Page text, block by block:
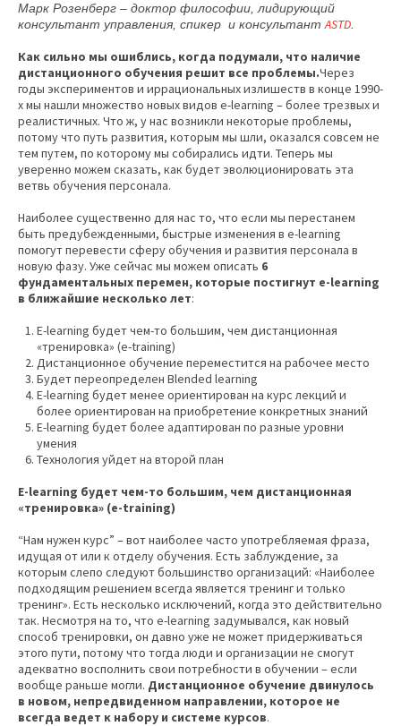
Марк Розенберг – доктор философии, лидирующий
консультант управления, спикер и консультант ASTD
Как сильно мы ошиблись, когда подумали, что наличие
дистанционного обучения решит все проблемы.Через
годы экспериментов и иррациональных излишеств в конце 1990-
х мы нашли множество новых видов e-learning – более трезвых и
реалистичных. Что ж, у нас возникли некоторые проблемы,
потому что путь развития, которым мы шли, оказался совсем не
тем путем, по которому мы собирались идти. Теперь мы
уверенно можем сказать, как будет эволюционировать эта
ветвь обучения персонала.
Наиболее существенно для нас то, что если мы перестанем
быть предубежденными, быстрые изменения в e-learning
помогут перевести сферу обучения и развития персонала в
новую фазу. Уже сейчас мы можем описать 6
фундаментальных перемен, которые постигнут e-learning
в ближайшие несколько лет:
E-learning будет чем-то большим, чем дистанционная
«тренировка» (e-training)
Дистанционное обучение переместится на рабочее место
Будет переопределен Blended learning
E-learning будет менее ориентирован на курс лекций и
более ориентирован на приобретение конкретных знаний
E-learning будет более адаптирован по разные уровни
умения
Технология уйдет на второй план
E-learning будет чем-то большим, чем дистанционная
«тренировка» (e-training)
“Нам нужен курс” – вот наиболее часто употребляемая фраза,
идущая от или к отделу обучения. Есть заблуждение, за
которым слепо следуют большинство организаций: «Наиболее
подходящим решением всегда является тренинг и только
тренинг». Есть несколько исключений, когда это действительно
так. Несмотря на то, что e-learning задумывался, как новый
способ тренировки, он давно уже не может придерживаться
этого пути, потому что тогда люди и организации не смогут
адекватно восполнить свои потребности в обучении – если
вообще раньше могли. Дистанционное обучение двинулось
в новом, непредвиденном направлении, которое не
всегда ведет к набору и системе курсов.